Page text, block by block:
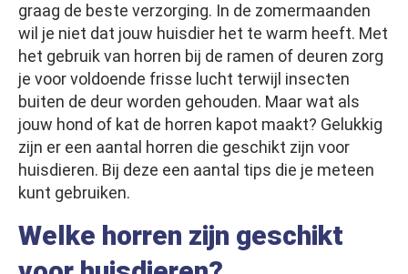
graag de beste verzorging. In de zomermaanden
wil je niet dat jouw huisdier het te warm heeft. Met
het gebruik van horren bij de ramen of deuren zorg
je voor voldoende frisse lucht terwijl insecten
buiten de deur worden gehouden. Maar wat als
jouw hond of kat de horren kapot maakt? Gelukkig
zijn er een aantal horren die geschikt zijn voor
huisdieren. Bij deze een aantal tips die je meteen
kunt gebruiken.
Welke horren zijn geschikt